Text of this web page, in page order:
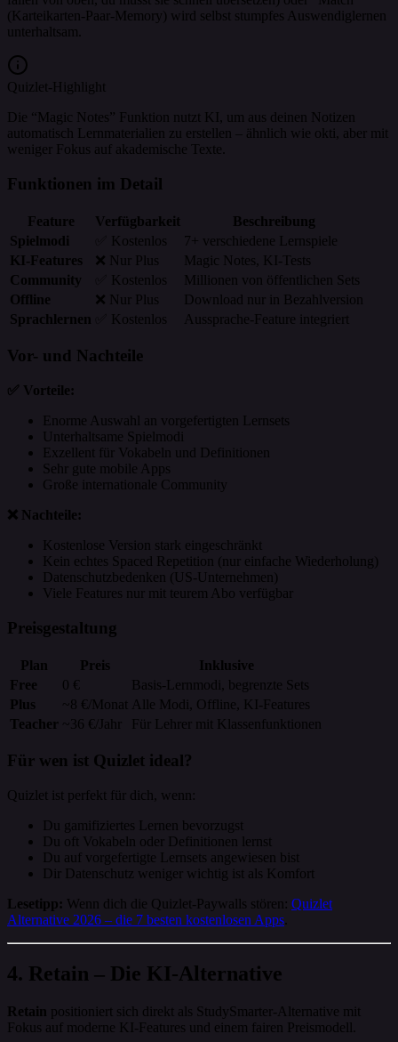
(Karteikarten-Paar-Memory) wird selbst stumpfes Auswendiglernen
unterhaltsam.
Quizlet-Highlight
Die “Magic Notes” Funktion nutzt KI, um aus deinen Notizen
automatisch Lernmaterialien zu erstellen – ähnlich wie okti, aber mit
weniger Fokus auf akademische Texte.
Funktionen im Detail
Feature Verfügbarkeit
Beschreibung
Spielmodi
✅ Kostenlos
7+ verschiedene Lernspiele
KI-Features
❌ Nur Plus
Magic Notes, KI-Tests
Community
✅ Kostenlos
Millionen von öffentlichen Sets
Offline
❌ Nur Plus
Download nur in Bezahlversion
Sprachlernen
✅ Kostenlos Aussprache-Feature integriert
Vor- und Nachteile
✅ Vorteile:
Enorme Auswahl an vorgefertigten Lernsets
Unterhaltsame Spielmodi
Exzellent für Vokabeln und Definitionen
Sehr gute mobile Apps
Große internationale Community
❌ Nachteile:
Kostenlose Version stark eingeschränkt
Kein echtes Spaced Repetition (nur einfache Wiederholung)
Datenschutzbedenken (US-Unternehmen)
Viele Features nur mit teurem Abo verfügbar
Preisgestaltung
Plan Preis
Inklusive
Free
0 €
Basis-Lernmodi, begrenzte Sets
Plus
~8 €/Monat
Alle Modi, Offline, KI-Features
Teacher
~36 €/Jahr Für Lehrer mit Klassenfunktionen
Für wen ist Quizlet ideal?
Quizlet ist perfekt für dich, wenn:
Du gamifiziertes Lernen bevorzugst
Du oft Vokabeln oder Definitionen lernst
Du auf vorgefertigte Lernsets angewiesen bist
Dir Datenschutz weniger wichtig ist als Komfort
Lesetipp: Wenn dich die Quizlet-Paywalls stören: Quizlet
Alternative 2026 – die 7 besten kostenlosen Apps
4. Retain – Die KI-Alternative
Retain positioniert sich direkt als StudySmarter-Alternative mit
Fokus auf moderne KI-Features und einem fairen Preismodell.